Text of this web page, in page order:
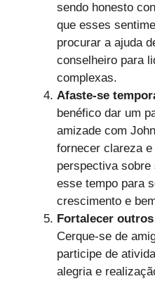
sendo honesto
que esses
procurar a ajuda
conselheiro para
complexas.
Afaste-se
benéfico dar um
amizade com
fornecer clareza
perspectiva
esse tempo para
crescimento e
Fortalecer
Cerque-se de
participe de
alegria e